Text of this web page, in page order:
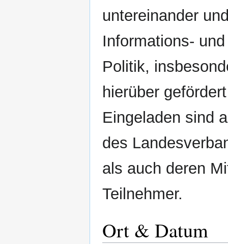
untereinander
Informations-
Politik,
hierüber
Eingeladen sind
des
als auch deren
Teilnehmer.
Ort & Datum